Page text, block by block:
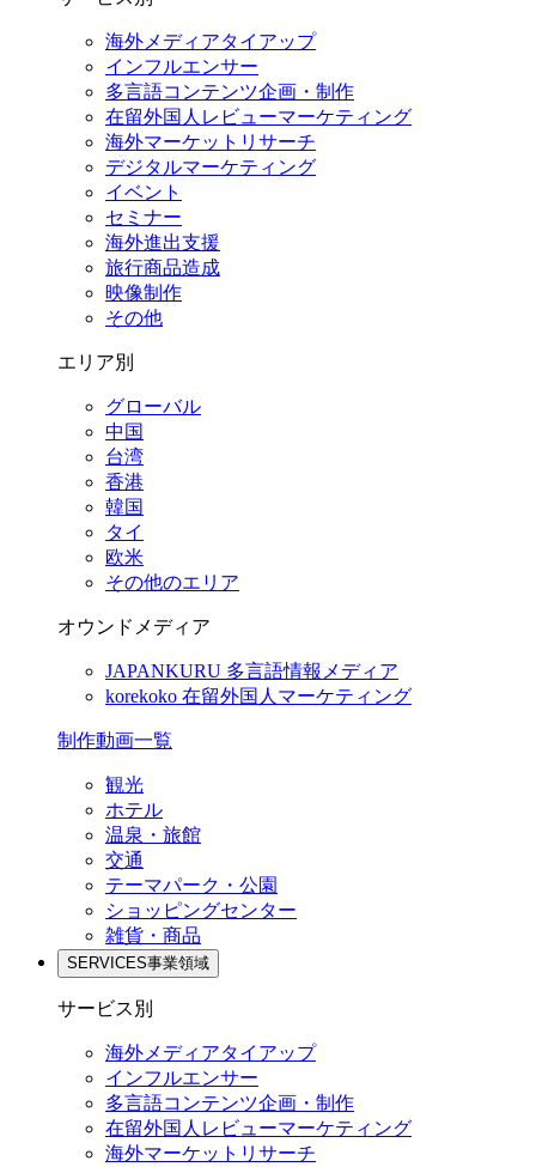
海外メディアタイアップ
インフルエンサー
多言語コンテンツ企画・制作
在留外国⼈レビューマーケティング
海外マーケットリサーチ
デジタルマーケティング
イベント
セミナー
海外進出支援
旅行商品造成
映像制作
その他
エリア別
グローバル
中国
台湾
香港
韓国
タイ
欧米
その他のエリア
オウンドメディア
JAPANKURU 多言語情報メディア
korekoko 在留外国人マーケティング
制作動画一覧
観光
ホテル
温泉・旅館
交通
テーマパーク・公園
ショッピングセンター
雑貨・商品
SERVICES事業領域
サービス別
海外メディアタイアップ
インフルエンサー
多言語コンテンツ企画・制作
在留外国⼈レビューマーケティング
海外マーケットリサーチ